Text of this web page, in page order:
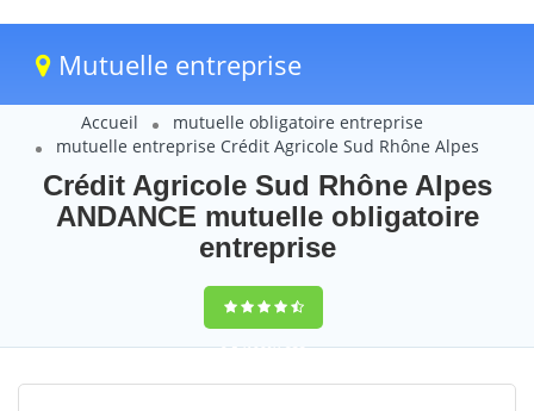
Mutuelle entreprise
Accueil
mutuelle obligatoire entreprise
mutuelle entreprise Crédit Agricole Sud Rhône Alpes
Crédit Agricole Sud Rhône Alpes
ANDANCE mutuelle obligatoire
entreprise
9,5(100%)233